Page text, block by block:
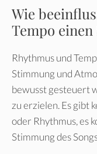
Wie
Tempo einen
Rhythmus und
Stimmung und
bewusst gesteuert
zu erzielen. Es gibt
oder Rhythmus, es
Stimmung des